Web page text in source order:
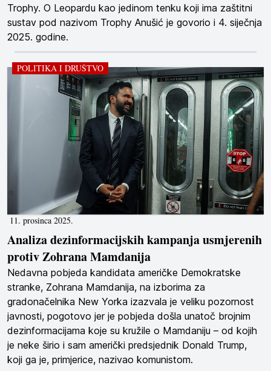
Trophy. O Leopardu kao jedinom tenku koji ima zaštitni
sustav pod nazivom Trophy Anušić je govorio i 4. siječnja
2025. godine.
11. prosinca 2025.
POLITIKA I DRUŠTVO
Analiza dezinformacijskih kampanja usmjerenih
protiv Zohrana Mamdanija
Nedavna pobjeda kandidata američke Demokratske
stranke, Zohrana Mamdanija, na izborima za
gradonačelnika New Yorka izazvala je veliku pozornost
javnosti, pogotovo jer je pobjeda došla unatoč brojnim
dezinformacijama koje su kružile o Mamdaniju – od kojih
je neke širio i sam američki predsjednik Donald Trump,
koji ga je, primjerice, nazivao komunistom.